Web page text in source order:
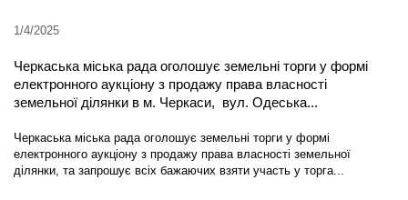
1/4/2025
Черкаська міська рада оголошує земельні торги у формі
електронного аукціону з продажу права власності
земельної ділянки в м. Черкаси, вул. Одеська...
Черкаська міська рада оголошує земельні торги у формі
електронного аукціону з продажу права власності земельної
ділянки, та запрошує всіх бажаючих взяти участь у торга...